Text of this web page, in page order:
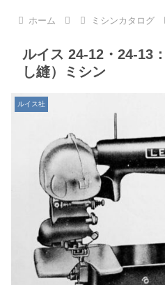
ホーム ミシンカタログ
ルイス 24-12・24-13
し縫）ミシン
ルイス社